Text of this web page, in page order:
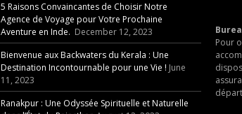
5 Raisons Convaincantes de Choisir Notre
Agence de Voyage pour Votre Prochaine
Aventure en Inde. December 12, 2023
Bienvenue aux Backwaters du Kerala : Une
Destination Incontournable pour une Vie ! June
11, 2023
Ranakpur : Une Odyssée Spirituelle et Naturelle
Pour